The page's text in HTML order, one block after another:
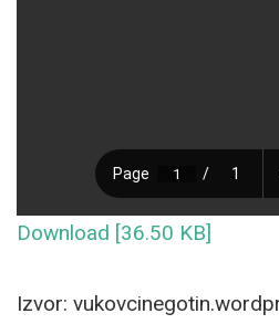
Download [36.50 KB]
Izvor: